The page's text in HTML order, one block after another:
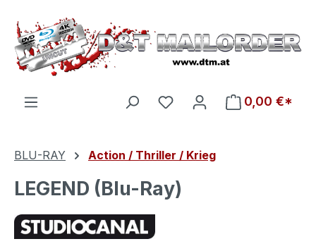
Zum Hauptinhalt springen
Du hast 0 Produkte auf
0,00 €*
BLU-RAY Action / Thriller / Krieg
LEGEND (Blu-Ray)